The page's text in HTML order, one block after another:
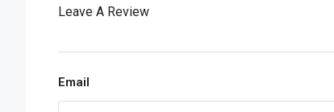
Leave A Review
Email